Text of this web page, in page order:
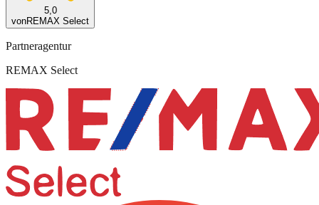
5,0
vonREMAX Select
Partneragentur
REMAX Select